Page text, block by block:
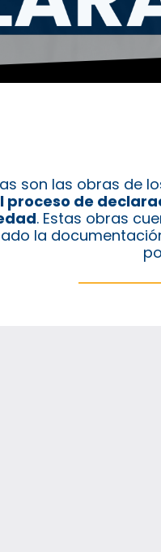
son las obras de
de
. Estas obras
la